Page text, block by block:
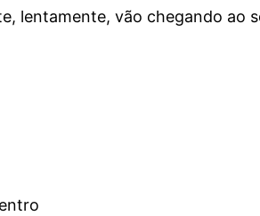
lentamente, vão chegando ao